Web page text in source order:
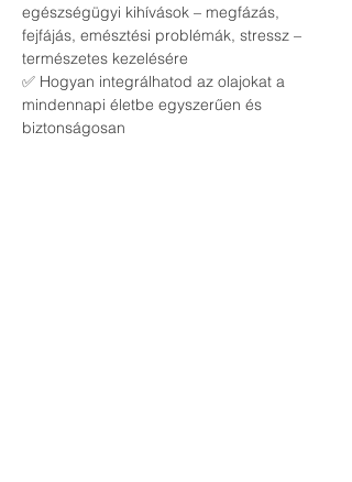
egészségügyi kihívások – megfázás,
fejfájás, emésztési problémák, stressz –
természetes kezelésére
✅ Hogyan integrálhatod az olajokat a
mindennapi életbe egyszerűen és
biztonságosan